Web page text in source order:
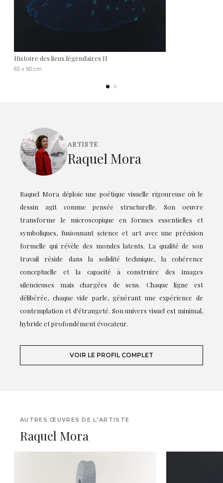
Histoire des lieux légendaires II
65 x 50 cm
ARTISTE
Raquel Mora
Raquel Mora déploie une poétique visuelle rigoureuse où le
dessin agit comme pensée structurelle. Son oeuvre
transforme le microscopique en formes essentielles et
symboliques, fusionnant science et art avec une précision
formelle qui révèle des mondes latents. La qualité de son
travail réside dans la solidité technique, la cohérence
conceptuelle et la capacité à construire des images
silencieuses mais chargées de sens. Chaque ligne est
délibérée, chaque vide parle, générant une expérience de
contemplation et d'étrangeté. Son univers visuel est minimal,
hybride et profondément évocateur.
VOIR LE PROFIL COMPLET
AUTRES ŒUVRES DE L'ARTISTE
Raquel Mora